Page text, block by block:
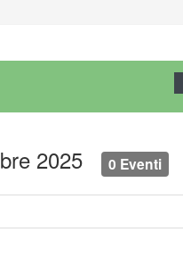
2025 0 Eventi